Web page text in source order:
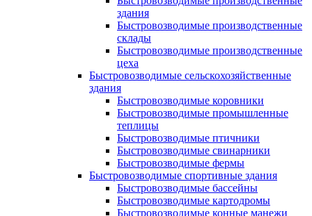
здания
Быстровозводимые производственные
склады
Быстровозводимые производственные
цеха
Быстровозводимые сельскохозяйственные
здания
Быстровозводимые коровники
Быстровозводимые промышленные
теплицы
Быстровозводимые птичники
Быстровозводимые свинарники
Быстровозводимые фермы
Быстровозводимые спортивные здания
Быстровозводимые бассейны
Быстровозводимые картодромы
Быстровозводимые конные манежи